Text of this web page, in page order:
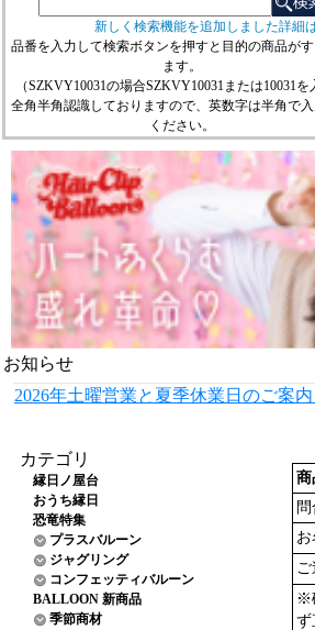
新しく検索機能を追加しました詳細
品番を入力して検索ボタンを押すと目的の商品が
ます。
（SZKVY10031の場合SZKVY10031または10031を
全角半角認識しておりますので、英数字は半角で
ください。
お知らせ
2026年土曜営業と夏季休業日のご案内
カテゴリ
縁日ノ屋台
おうち縁日
恐竜特集
プラスバルーン
ジャグリング
コンフェッティバルーン
BALLOON 新商品
季節商材
商
※
ず